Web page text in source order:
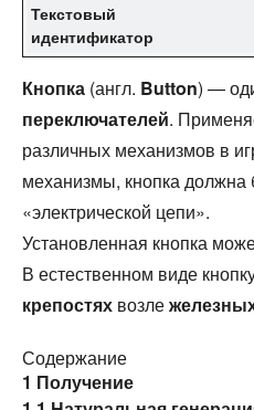
Текстовый
идентификатор
Кнопка (англ. Button) —
переключателей.
различных механизмов в
механизмы, кнопка должна
«электрической цепи».
Установленная кнопка
В естественном виде
крепостях возле
Содержание
1 Получение